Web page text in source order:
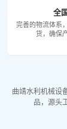
全
完善的物流体系
货，确保
曲靖水利机械设
品，源头